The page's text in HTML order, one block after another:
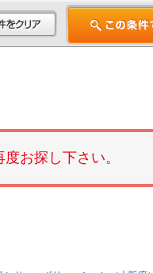
お探し下さい。